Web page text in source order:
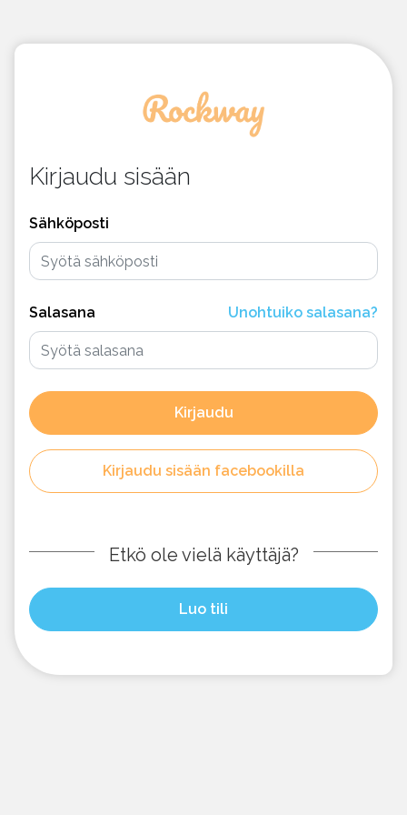
Kirjaudu sisään
Sähköposti
Salasana Unohtuiko salasana?
Kirjaudu
Kirjaudu sisään facebookilla
Etkö ole vielä käyttäjä?
Luo tili